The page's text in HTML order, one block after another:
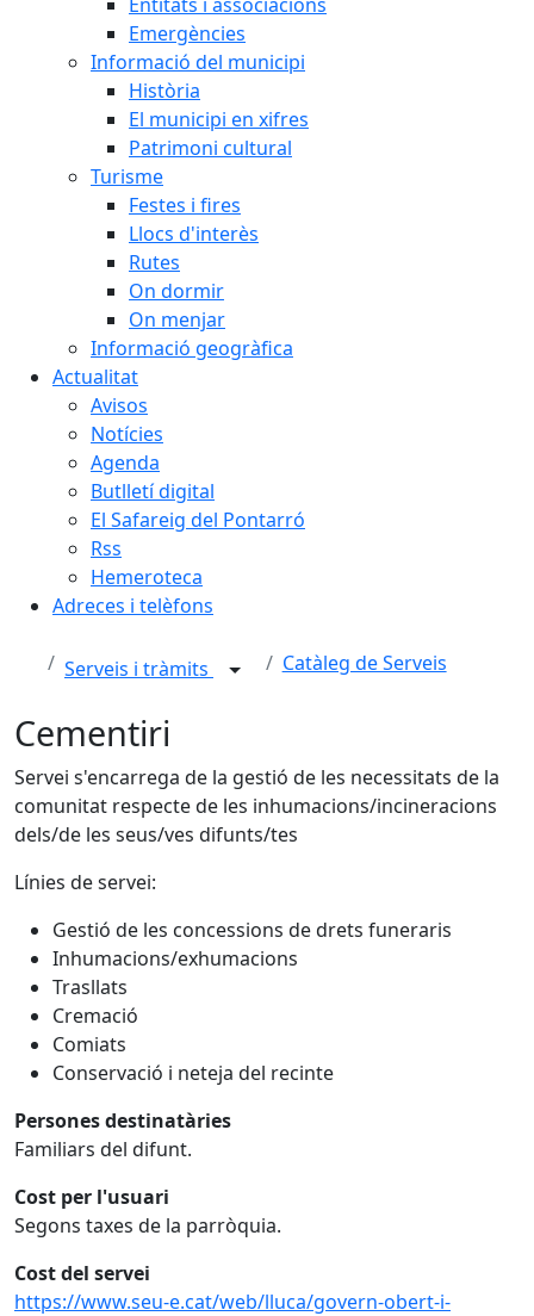
Emergències
Informació del municipi
Història
El municipi en xifres
Patrimoni cultural
Turisme
Festes i fires
Llocs d'interès
Rutes
On dormir
On menjar
Informació geogràfica
Actualitat
Avisos
Notícies
Agenda
Butlletí digital
El Safareig del Pontarró
Rss
Hemeroteca
Adreces i telèfons
Serveis i tràmits Catàleg de Serveis
Cementiri
Servei s'encarrega de la gestió de les necessitats de la
comunitat respecte de les inhumacions/incineracions
dels/de les seus/ves difunts/tes
Línies de servei:
Gestió de les concessions de drets funeraris
Inhumacions/exhumacions
Trasllats
Cremació
Comiats
Conservació i neteja del recinte
Persones destinatàries
Familiars del difunt.
Cost per l'usuari
Segons taxes de la parròquia.
Cost del servei
https://www.seu-e.cat/web/lluca/govern-obert-i-